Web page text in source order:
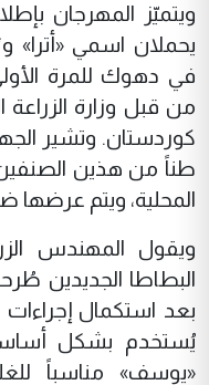
ويتميّز المهرجان
يحملان اسمي «أترا»
من قبل وزارة الزراعة
طناً من هذين الصنفين
المحلية، ويتم عرضها
ويقول المهندس
البطاطا الجديدين
بعد استكمال إجراءات
يُستخدم بشكل
«يوسف» مناسباً